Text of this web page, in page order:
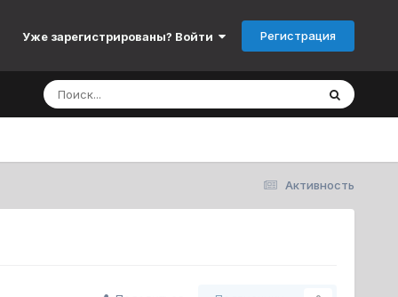
Уже зарегистрированы? Войти Регистрация
Активность